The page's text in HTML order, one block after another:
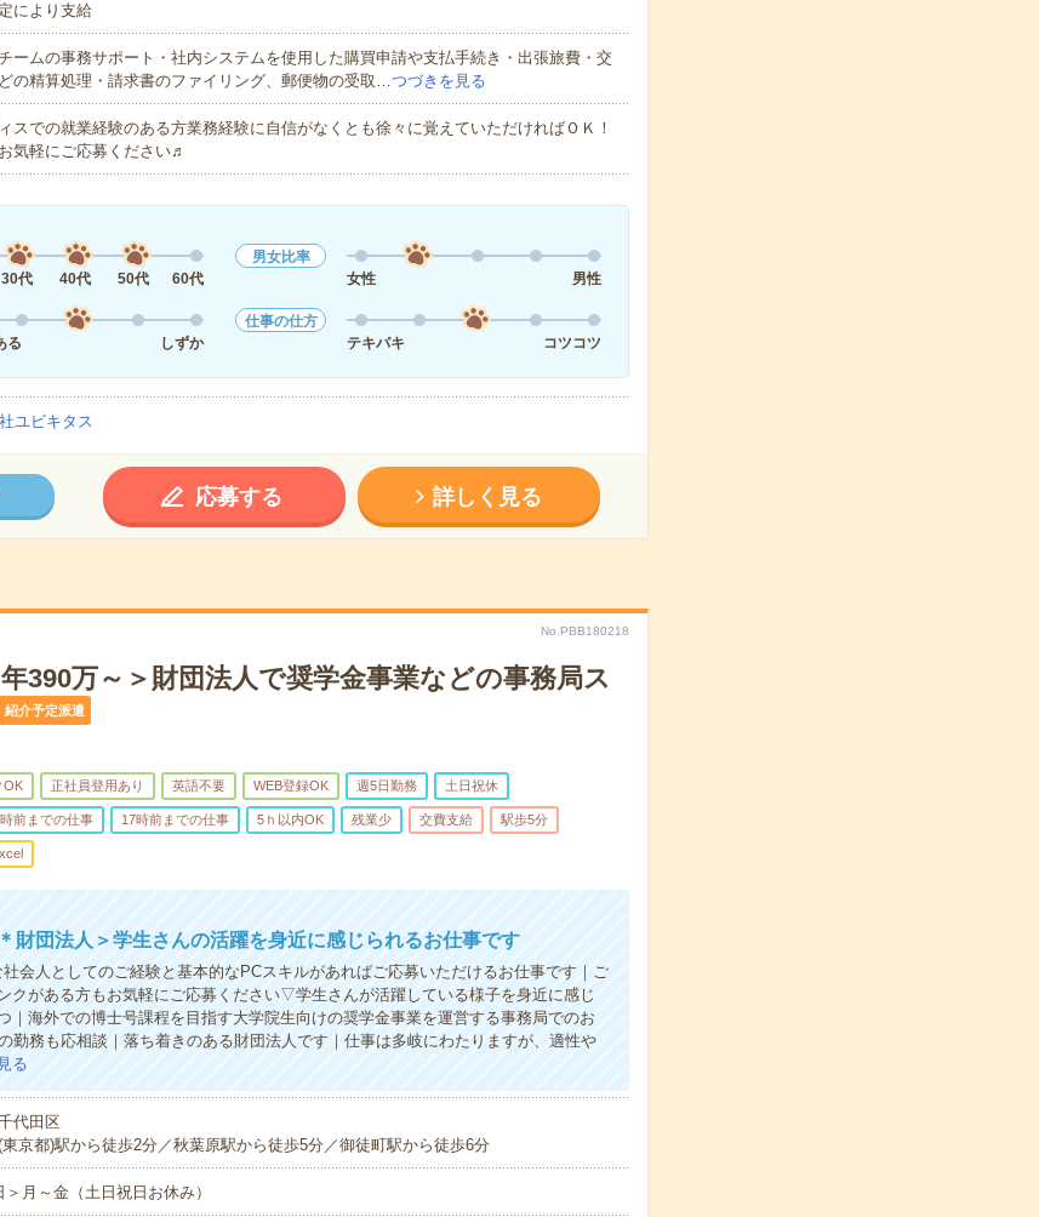
により支給
ームの事務サポート・社内システムを使用した購買申請や支払手続き・出張旅費・交
の精算処理・請求書のファイリング、郵便物の受取…つづきを見る
スでの就業経験のある方業務経験に自信がなくとも徐々に覚えていただければＯＫ！
気軽にご応募ください♬
30代 40代 50代 60代
男女比率
女性
男性
る
しずか
仕事の仕方
テキパキ
コツコツ
ユビキタス
応募する 詳しく見る
No.PBB180218
390万～＞財団法人で奨学金事業などの事務局ス
紹介予定派遣
OK 正社員登用あり 英語不要 WEB登録OK 週5日勤務 土日祝休
前までの仕事 17時前までの仕事 5ｈ以内OK 残業少 交費支給 駅歩5分
財団法人＞学生さんの活躍を身近に感じられるお仕事です
会人としてのご経験と基本的なPCスキルがあればご応募いただけるお仕事です｜ご
クがある方もお気軽にご応募ください▽学生さんが活躍している様子を身近に感じ
｜海外での博士号課程を目指す大学院生向けの奨学金事業を運営する事務局でのお
勤務も応相談｜落ち着きのある財団法人です｜仕事は多岐にわたりますが、適性や
る
代田区
京都)駅から徒歩2分／秋葉原駅から徒歩5分／御徒町駅から徒歩6分
＞月～金（土日祝日お休み）